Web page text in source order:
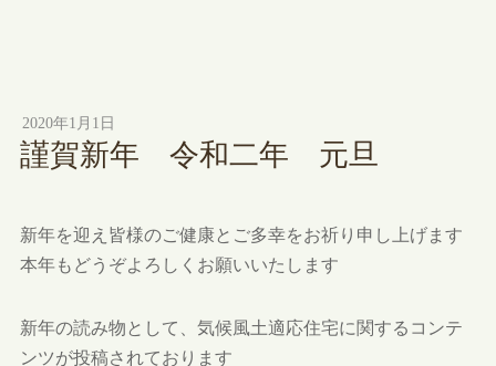
2020年1月1日
謹賀新年 令和二年 元旦
新年を迎え皆様のご健康とご多幸をお祈り申し上げます
本年もどうぞよろしくお願いいたします
新年の読み物として、気候風土適応住宅に関するコンテ
ンツが投稿されております